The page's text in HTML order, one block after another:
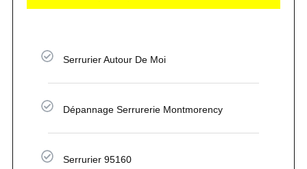
Serrurier Autour De Moi
Dépannage Serrurerie Montmorency
Serrurier 95160